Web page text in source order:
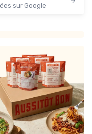
sur Google